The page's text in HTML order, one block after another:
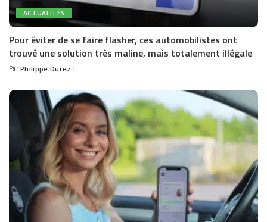
ACTUALITÉS
Pour éviter de se faire flasher, ces automobilistes ont
trouvé une solution très maline, mais totalement illégale
Posted
Par Philippe Durez